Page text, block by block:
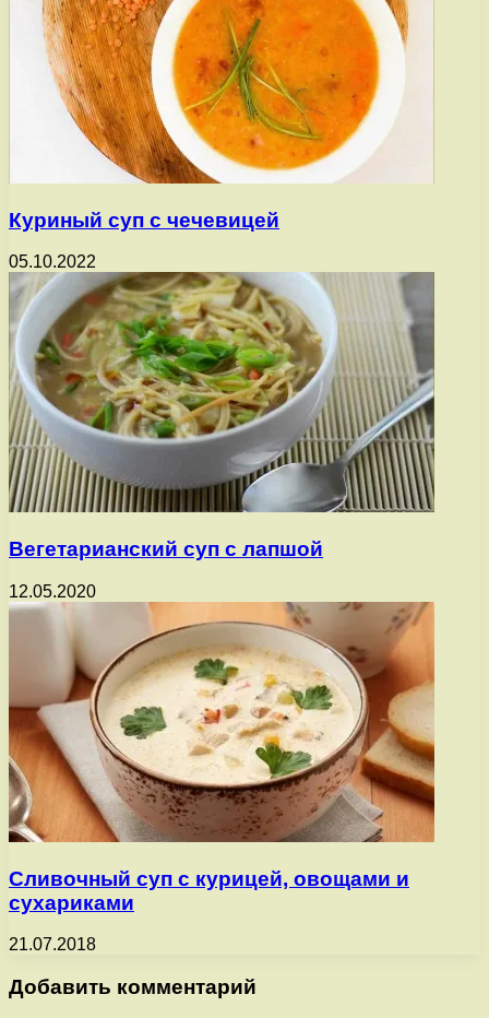
Куриный суп с чечевицей
05.10.2022
Вегетарианский суп с лапшой
12.05.2020
Сливочный суп с курицей, овощами и
сухариками
21.07.2018
Добавить комментарий